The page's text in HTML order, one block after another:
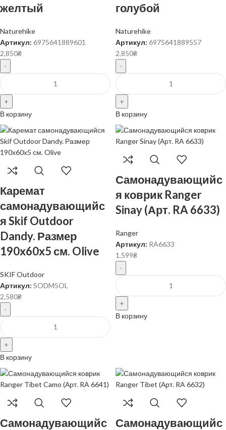
желтый
Naturehike
Артикул: 6975641889601
2,850₴
В корзину
голубой
Naturehike
Артикул: 6975641889557
2,850₴
В корзину
Каремат
самонадувающийс
я Skif Outdoor
Dandy. Размер
190х60х5 см. Olive
SKIF Outdoor
Артикул: SODM5OL
2,580₴
В корзину
Самонадувающийс
я коврик Ranger
Sinay (Арт. RA 6633)
Ranger
Артикул: RA6633
1,599₴
В корзину
Самонадувающийс
Самонадувающийс